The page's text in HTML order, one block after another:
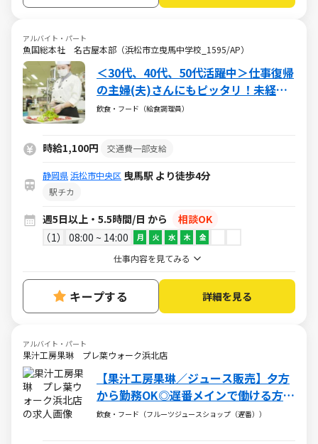
アルバイト・パート
魚国総本社 名古屋本部（浜松市立曳馬中学校_1595/AP）
＜30代、40代、50代活躍中＞仕事復帰
の主婦(夫)さんにもピッタリ！未経験
からのチャレンジもok！
飲食・フード（給食調理員）
時給1,100円 交通費一部支給
静岡県浜松市中央区 曳馬駅 より徒歩4分
駅チカ
週5日以上・5.5時間/日 から
相談OK
1
08:00 ~ 14:00 月 火 水 木 金
仕事内容を見てみる
キープする 詳細を見る
アルバイト・パート
果汁工房果琳 プレ葉ウォーク浜北店
【果汁工房果琳／ジュース販売】夕方
から勤務OK◎遅番メインで働ける方歓
迎！
飲食・フード（フルーツジュースショップ（遅番））